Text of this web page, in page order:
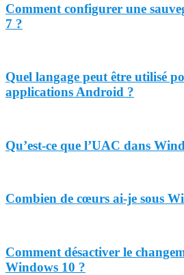
Comment configurer une
7 ?
Quel langage peut être utilisé
applications Android ?
Qu’est-ce que l’UAC dans
Combien de cœurs ai-je sous
Comment désactiver le
Windows 10 ?